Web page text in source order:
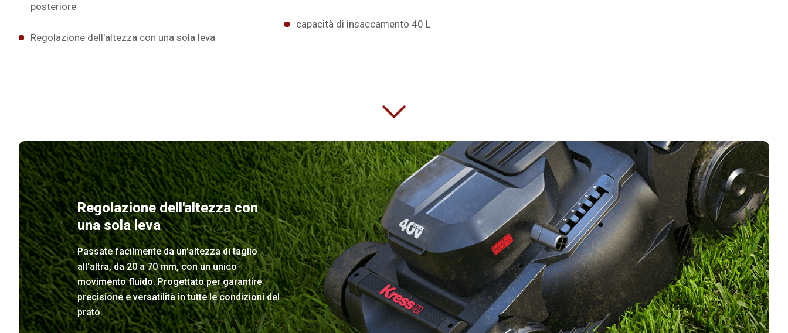
posteriore
Regolazione dell'altezza con una sola leva
capacità di insaccamento 40 L
Regolazione dell'altezza con
una sola leva
Passate facilmente da un'altezza di taglio
all'altra, da 20 a 70 mm, con un unico
movimento fluido. Progettato per garantire
precisione e versatilità in tutte le condizioni del
prato.